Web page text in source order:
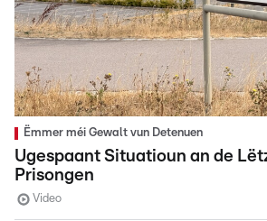
Ëmmer méi Gewalt vun Detenuen
Ugespaant Situatioun an de
Prisongen
Video